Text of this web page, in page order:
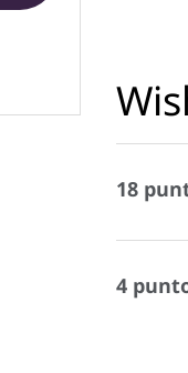
18
4